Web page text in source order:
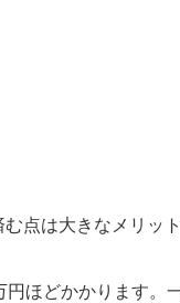
点は大きなメリット
ほどかかります。